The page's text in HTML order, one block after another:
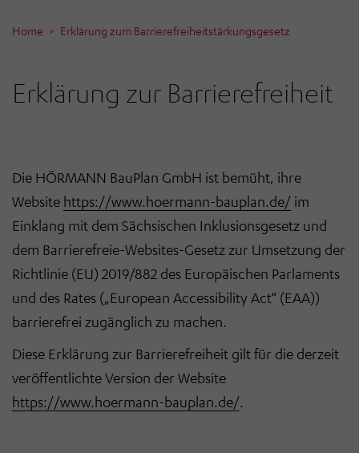
Home Erklärung zum Barrierefreiheitstärkungsgesetz
Erklärung zur Barrierefreiheit
Die HÖRMANN BauPlan GmbH ist bemüht, ihre
Website https://www.hoermann-bauplan.de/ im
Einklang mit dem Sächsischen Inklusionsgesetz und
dem Barrierefreie-Websites-Gesetz zur Umsetzung der
Richtlinie (EU) 2019/882 des Europäischen Parlaments
und des Rates („European Accessibility Act“ (EAA))
barrierefrei zugänglich zu machen.
Diese Erklärung zur Barrierefreiheit gilt für die derzeit
veröffentlichte Version der Website
https://www.hoermann-bauplan.de/.